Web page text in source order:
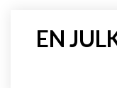
EN